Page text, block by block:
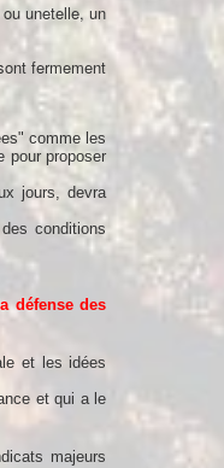
unetelle, un
fermement
comme les
pour proposer
jours, devra
conditions
défense des
et les idées
et qui a le
majeurs